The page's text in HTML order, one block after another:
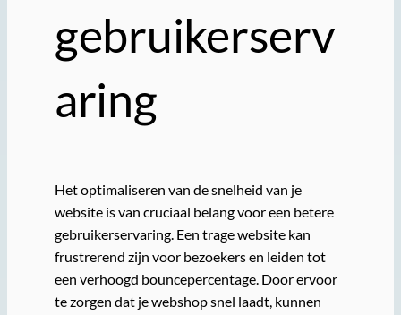
gebruikerserv
aring
Het optimaliseren van de snelheid van je
website is van cruciaal belang voor een betere
gebruikerservaring. Een trage website kan
frustrerend zijn voor bezoekers en leiden tot
een verhoogd bouncepercentage. Door ervoor
te zorgen dat je webshop snel laadt, kunnen